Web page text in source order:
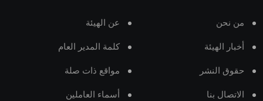
من نحن عن الهيئة
أخبار الهيئة كلمة المدير العام
حقوق النشر مواقع ذات صلة
الاتصال بنا أسماء العاملين